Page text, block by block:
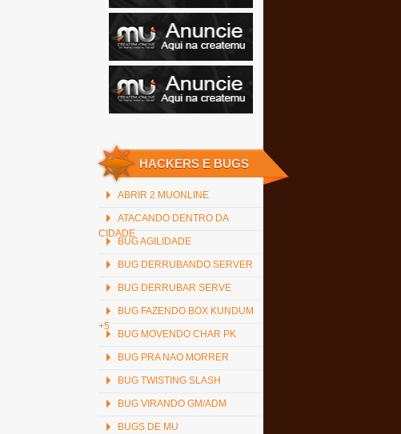
HACKERS E BUGS
ABRIR 2 MUONLINE
ATACANDO DENTRO DA
CIDADE
BUG AGILIDADE
BUG DERRUBANDO SERVER
BUG DERRUBAR SERVE
BUG FAZENDO BOX KUNDUM
+5
BUG MOVENDO CHAR PK
BUG PRA NAO MORRER
BUG TWISTING SLASH
BUG VIRANDO GM/ADM
BUGS DE MU